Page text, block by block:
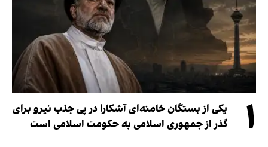
۱
یکی از بستگان خامنه‌ای آشکارا در پی جذب نیرو برای
گذر از جمهوری اسلامی به حکومت اسلامی است